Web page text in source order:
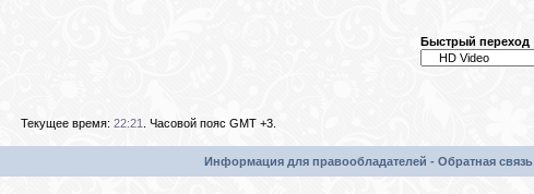
Быстрый переход
Текущее время: 22:21 . Часовой пояс GMT +3.
Информация для правообладателей - Обратная связь